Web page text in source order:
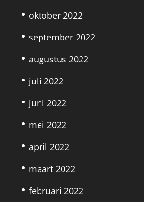
oktober 2022
september 2022
augustus 2022
juli 2022
juni 2022
mei 2022
april 2022
maart 2022
februari 2022